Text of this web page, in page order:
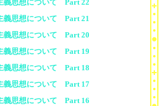
義思想について Part 22
義思想について Part 21
義思想について Part 20
義思想について Part 19
義思想について Part 18
義思想について Part 17
義思想について Part 16